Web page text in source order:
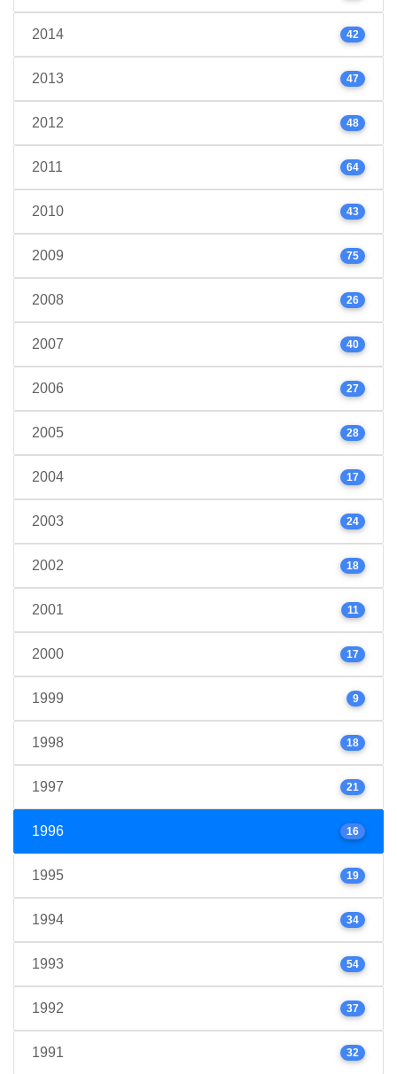
2014 42
2013 47
2012 48
2011 64
2010 43
2009 75
2008 26
2007 40
2006 27
2005 28
2004 17
2003 24
2002 18
2001 11
2000 17
1999 9
1998 18
1997 21
1996 16
1995 19
1994 34
1993 54
1992 37
1991 32